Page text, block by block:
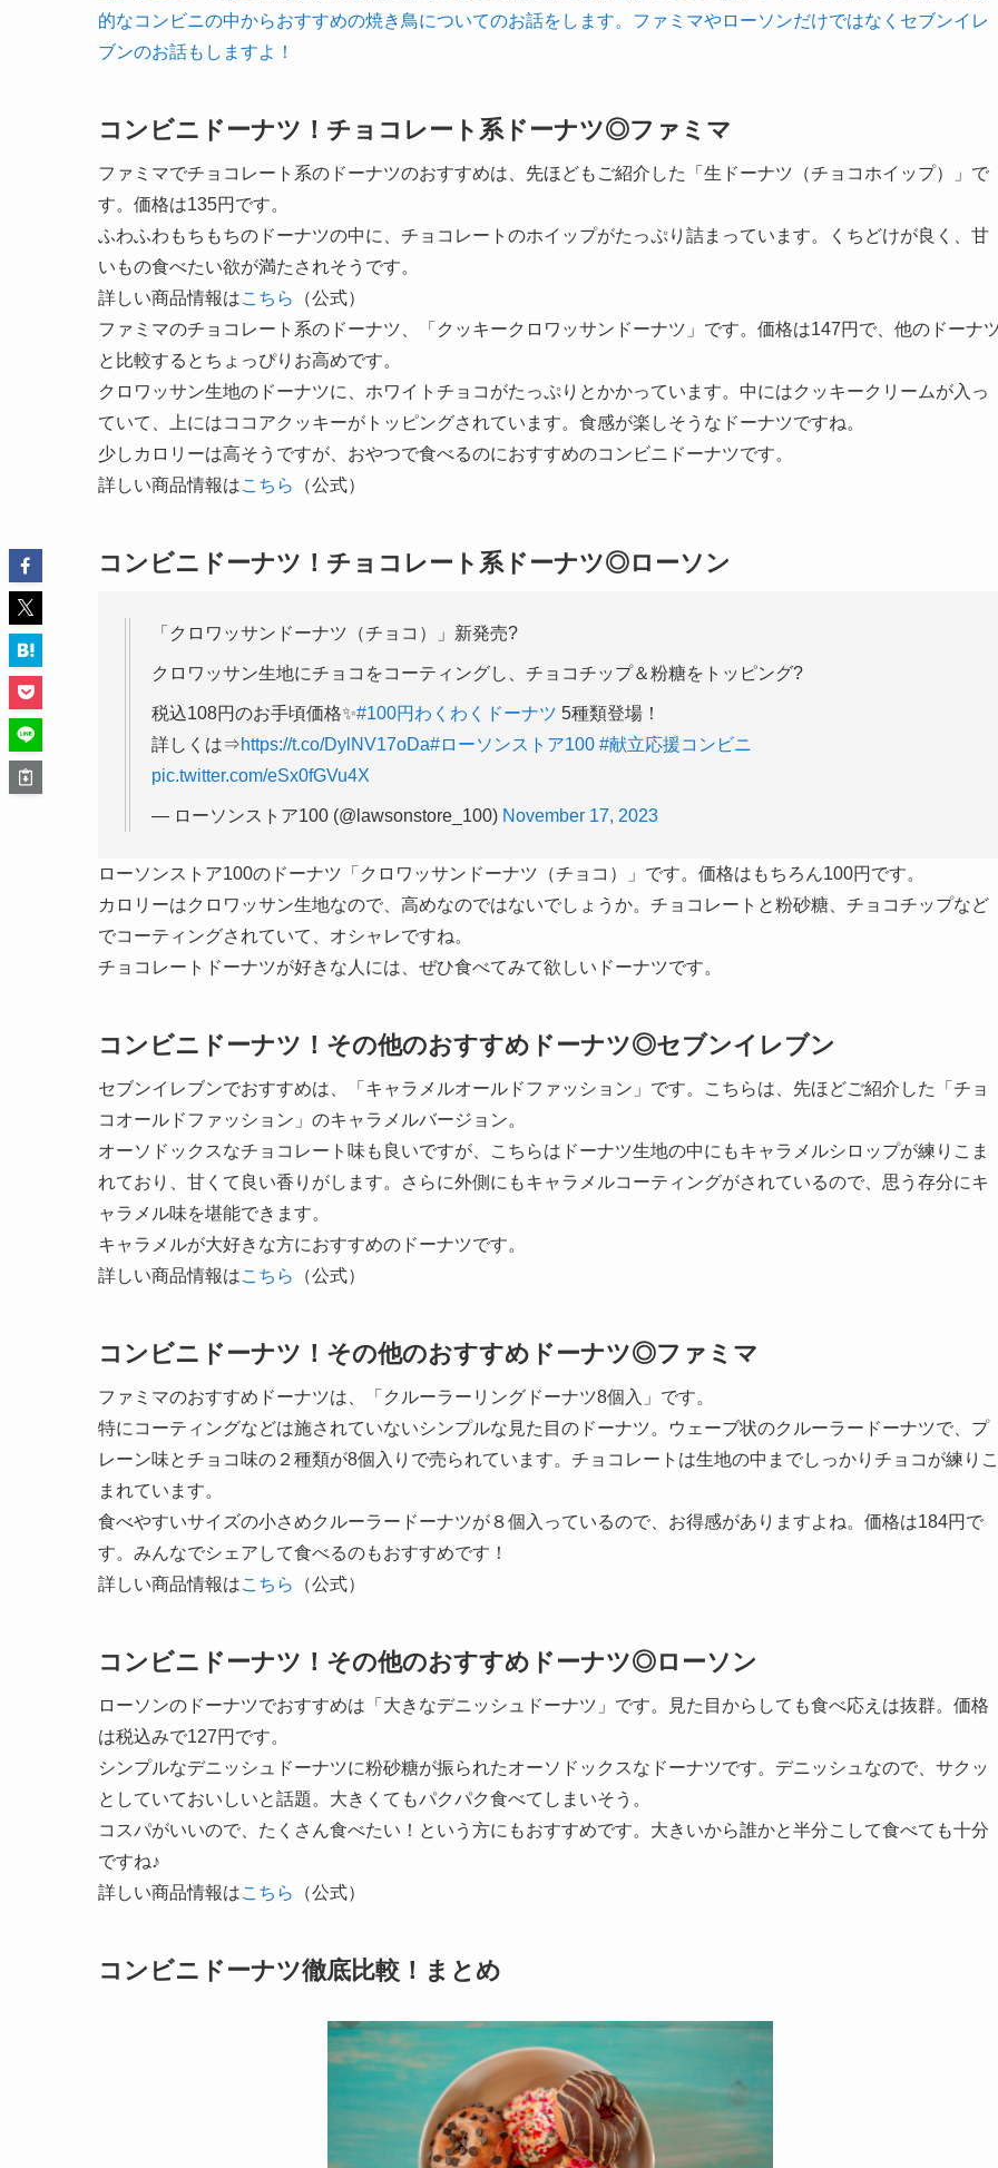
的なコンビニの中からおすすめの焼き鳥についてのお話をします。ファミマやローソンだけではなくセブンイレ
ブンのお話もしますよ！
コンビニドーナツ！チョコレート系ドーナツ◎ファミマ
ファミマでチョコレート系のドーナツのおすすめは、先ほどもご紹介した「生ドーナツ（チョコホイップ）」で
す。価格は135円です。
ふわふわもちもちのドーナツの中に、チョコレートのホイップがたっぷり詰まっています。くちどけが良く、甘
いもの食べたい欲が満たされそうです。
詳しい商品情報はこちら
（公式）
ファミマのチョコレート系のドーナツ、「クッキークロワッサンドーナツ」です。価格は147円で、他のドーナ
と比較するとちょっぴりお高めです。
クロワッサン生地のドーナツに、ホワイトチョコがたっぷりとかかっています。 中にはクッキークリームが入っ
ていて、上にはココアクッキーがトッピングされています。食感が楽しそうなドーナツですね。
少しカロリーは高そうですが、おやつで食べるのにおすすめのコンビニドーナツです。
詳しい商品情報はこちら （公式）
コンビニドーナツ！チョコレート系ドーナツ◎ローソン
「クロワッサンドーナツ（チョコ）」新発売?
クロワッサン生地にチョコをコーティングし、チョコチップ＆粉糖をトッピング?
税込108円のお手頃価格✨#100円わくわくドーナツ 5種類登場！
詳しくは⇒https://t.co/DylNV17oDa#ローソンストア100 #献立応援コンビニ
pic.twitter.com/eSx0fGVu4X
— ローソンストア100 (@lawsonstore_100) November 17, 2023
ローソンストア100のドーナツ「クロワッサンドーナツ（チョコ）」です。価格はもちろん100円です。
カロリーはクロワッサン生地なので、高めなのではないでしょうか。 チョコレートと粉砂糖、チョコチップなど
でコーティングされていて、オシャレですね。
チョコレートドーナツが好きな人には、ぜひ食べてみて欲しいドーナツです。
コンビニドーナツ！その他のおすすめドーナツ◎セブンイレブン
​​セブンイレブンでおすすめは、「キャラメルオールドファッション」です。こちらは、先ほどご紹介した「チョ
コオールドファッション」のキャラメルバージョン。
オーソドックスなチョコレート味も良いですが、こちらはドーナツ生地の中にもキャラメルシロップが練りこま
れており、甘くて良い香りがします。さらに外側にもキャラメルコーティングがされているので、思う存分にキ
ャラメル味を堪能できます。
キャラメルが大好きな方におすすめのドーナツです。
詳しい商品情報はこちら （公式）
コンビニドーナツ！その他のおすすめドーナツ◎ファミマ
ファミマのおすすめドーナツは、「クルーラーリングドーナツ8個入」です。
特にコーティングなどは施されていないシンプルな見た目のドーナツ。
ウェーブ状のクルーラードーナツで、プ
レーン味とチョコ味の２種類が8個入りで売られています。 チョコレートは生地の中までしっかりチョコが練りこ
まれています。
食べやすいサイズの小さめクルーラードーナツが８個入っているので、お得感がありますよね。価格は184円で
す。みんなでシェアして食べるのもおすすめです！
詳しい商品情報はこちら （公式）
コンビニドーナツ！その他のおすすめドーナツ◎ローソン
ローソンのドーナツでおすすめは「大きなデニッシュドーナツ」です。 見た目からしても食べ応えは抜群。 価格
は税込みで127円です。
シンプルなデニッシュドーナツに粉砂糖が振られたオーソドックスなドーナツです。デニッシュなので、サクッ
としていておいしいと話題。大きくてもパクパク食べてしまいそう。
コスパがいいので、たくさん食べたい！という方にもおすすめです。大きいから誰かと半分こして食べても十分
ですね♪
詳しい商品情報はこちら （公式）
コンビニドーナツ徹底比較！まとめ